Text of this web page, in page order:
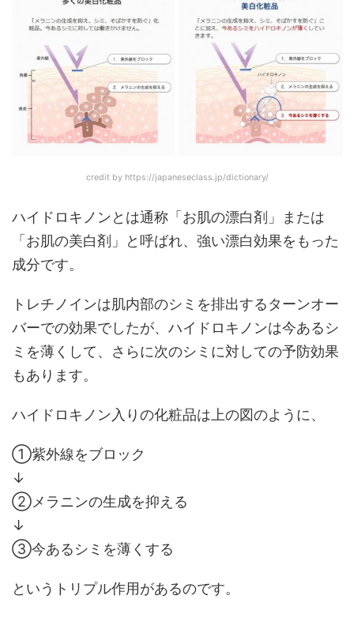
credit by https://japaneseclass.jp/dictionary/
ハイドロキノンとは通称「お肌の漂白剤」または
「お肌の美白剤」と呼ばれ、強い漂白効果をもった
成分です。
トレチノインは肌内部のシミを排出するターンオー
バーでの効果でしたが、ハイドロキノンは今あるシ
ミを薄くして、さらに次のシミに対しての予防効果
もあります。
ハイドロキノン入りの化粧品は上の図のように、
①紫外線をブロック
↓
②メラニンの生成を抑える
↓
③今あるシミを薄くする
というトリプル作用があるのです。